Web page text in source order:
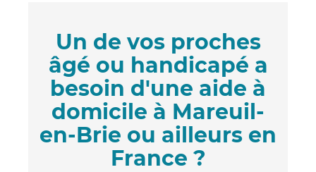
Un de vos proches
âgé ou handicapé a
besoin d'une aide à
domicile à Mareuil-
en-Brie ou ailleurs en
France ?